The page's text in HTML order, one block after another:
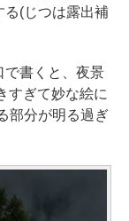
る(じつは露出補
書くと、夜景
すぎて妙な絵に
部分が明る過ぎ